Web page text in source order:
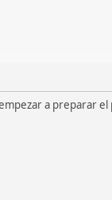
a preparar